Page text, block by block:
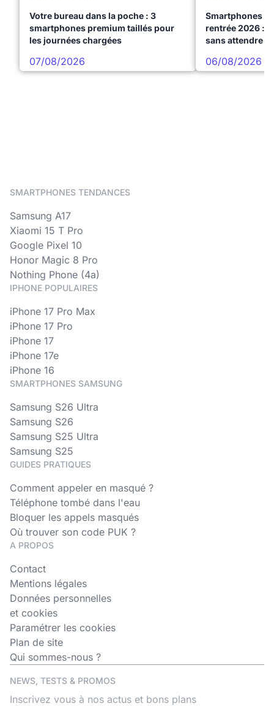
Votre bureau dans la poche : 3
smartphones premium taillés pour
les journées chargées
07/08/2026
Smartphones
rentrée 2026 :
sans attendre
06/08/2026
SMARTPHONES TENDANCES
Samsung A17
Xiaomi 15 T Pro
Google Pixel 10
Honor Magic 8 Pro
Nothing Phone (4a)
IPHONE POPULAIRES
iPhone 17 Pro Max
iPhone 17 Pro
iPhone 17
iPhone 17e
iPhone 16
SMARTPHONES SAMSUNG
Samsung S26 Ultra
Samsung S26
Samsung S25 Ultra
Samsung S25
GUIDES PRATIQUES
Comment appeler en masqué ?
Téléphone tombé dans l'eau
Bloquer les appels masqués
Où trouver son code PUK ?
A PROPOS
Contact
Mentions légales
Données personnelles
et cookies
Paramétrer les cookies
Plan de site
Qui sommes-nous ?
NEWS, TESTS & PROMOS
Inscrivez vous à nos actus et bons plans